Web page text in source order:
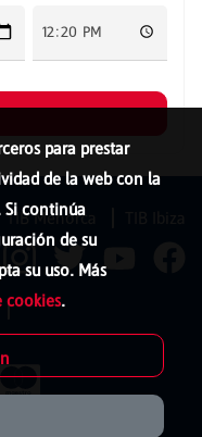
para prestar
de la web con la
continúa
de su
su uso. Más
cookies.
TIB Menorca